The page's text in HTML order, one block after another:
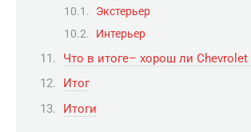
Экстерьер
Интерьер
Что в итоге– хорош ли Chevrolet
Итог
Итоги